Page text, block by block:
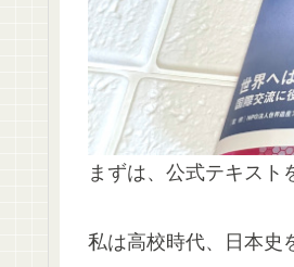
まずは、公式テキスト
私は高校時代、日本史